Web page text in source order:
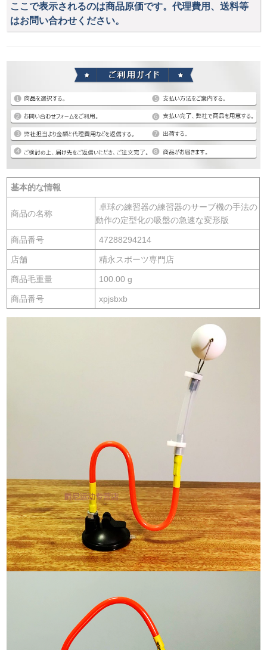
ここで表示されるのは商品原価です。代理費用、送料等
はお問い合わせください。
基本的な情報
商品の名称
卓球の練習器の練習器のサーブ機の手法の
動作の定型化の吸盤の急速な変形版
商品番号 47288294214
店舗 精永スポーツ専門店
商品毛重量 100.00 g
商品番号 xpjsbxb